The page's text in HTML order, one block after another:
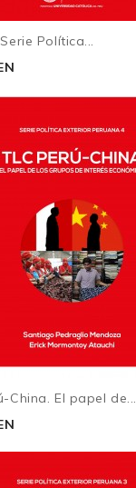
Política...
China. El papel de...